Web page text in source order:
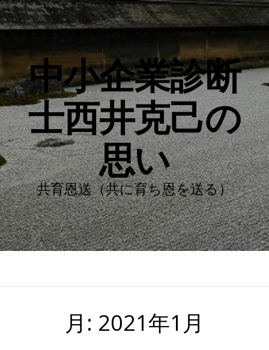
中小企業診断
士西井克己の
思い
共育恩送（共に育ち恩を送る）
月: 2021年1月